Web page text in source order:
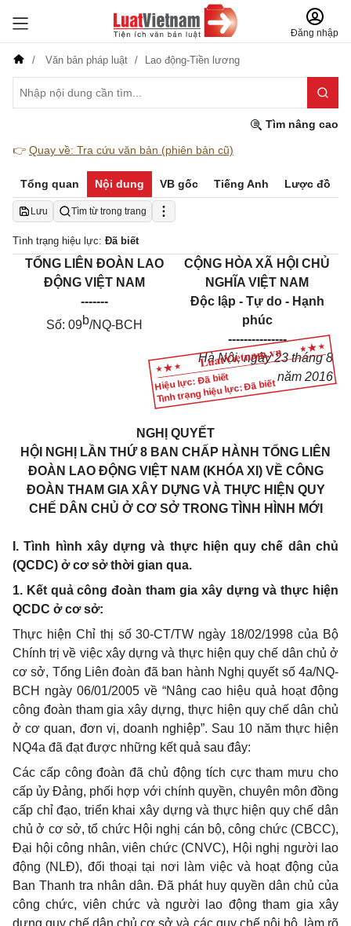
Đăng nhập
Văn bản pháp luật Lao động-Tiền lương
Tìm nâng cao
👉 Quay về: Tra cứu văn bản (phiên bản cũ)
Tổng quan Nội dung VB gốc Tiếng Anh Lược đồ
Lưu Tìm từ trong trang
Tình trạng hiệu lực: Đã biết
Hiệu lực: Đã biết
Tình trạng hiệu lực: Đã biết
TỔNG LIÊN ĐOÀN LAO
ĐỘNG VIỆT NAM
-------
Số: 09b/NQ-BCH
CỘNG HÒA XÃ HỘI CHỦ
NGHĨA VIỆT NAM
Độc lập - Tự do - Hạnh
phúc
---------------
Hà Nội, ngày23tháng8
năm 2016
NGHỊ QUYẾT
HỘI NGHỊ LẦN THỨ 8 BAN CHẤP HÀNH TỔNG LIÊN
ĐOÀN LAO ĐỘNG VIỆT NAM (KHÓA XI) VỀ CÔNG
ĐOÀN THAM GIA XÂY DỰNG VÀ THỰC HIỆN QUY
CHẾ DÂN CHỦ Ở CƠ SỞ TRONG TÌNH HÌNH MỚI
I. Tình hình xây dựng và thực hiện quy chế dân chủ
(QCDC) ở cơ sở thời gian qua.
1. Kết quả công đoàn tham gia xây dựng và thực hiện
QCDC ở cơ sở:
Thực hiện Chỉ thị số 30-CT/TW ngày 18/02/1998 của Bộ
Chính trị về việc xây dựng và thực hiện quy chế dân chủ ở
cơ sở, Tổng Liên đoàn đã ban hành Nghị quyết số 4a/NQ-
BCH ngày 06/01/2005 về “Nâng cao hiệu quả hoạt động
công đoàn tham gia xây dựng, thực hiện quy chế dân chủ
ởcơ quan, đơn vị, doanh nghiệp”. Sau 10 năm thực hiện
NQ4a đã đạt được những kết quả sau đây:
Các cấp công đoàn đã chủ động tích cực tham mưu cho
cấp ủy Đảng, phối hợp với chính quyền, chuyên môn đồng
cấp chỉ đạo, triển khai xây dựng và thực hiện quychế dân
chủ ở cơ sở, tổ chức Hội nghị cán bộ, công chức (CBCC),
Đại hội công nhân, viên chức (CNVC), Hội nghị người lao
động (NLĐ), đối thoại tại nơi làm việc và hoạt động của
Ban Thanh tra nhân dân. Đã phát huy quyền dân chủ của
công chức, viên chức và người lao động tham gia xây
dựng quy chế dân chủ cơ sở và các quy chế nội bộ, làm rõ